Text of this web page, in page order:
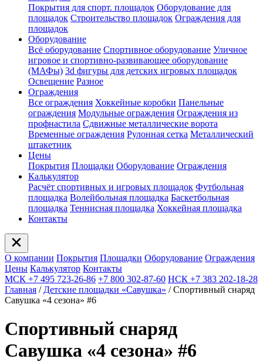
Покрытия для спорт. площадок Оборудование для
площадок Строительство площадок Ограждения для
площадок
Оборудование
Всё оборудование Спортивное оборудование Уличное
игровое и спортивно-развивающее оборудование
(МАФы) 3d фигуры для детских игровых площадок
Освещение Разное
Ограждения
Все ограждения Хоккейные коробки Панельные
ограждения Модульные ограждения Ограждения из
профнастила Сдвижные металлические ворота
Временные ограждения Рулонная сетка Металлический
штакетник
Цены
Покрытия Площадки Оборудование Ограждения
Калькулятор
Расчёт спортивных и игровых площадок Футбольная
площадка Волейбольная площадка Баскетбольная
площадка Теннисная площадка Хоккейная площадка
Контакты
О компании Покрытия Площадки Оборудование Ограждения
Цены Калькулятор Контакты
МСК +7 495 723-26-86 +7 800 302-87-60 НСК +7 383 202-18-28
Главная / Детские площадки «Савушка» / Спортивный снаряд
Савушка «‎4 сезона» ‎#6
Спортивный снаряд
Савушка «‎4 сезона» ‎#6